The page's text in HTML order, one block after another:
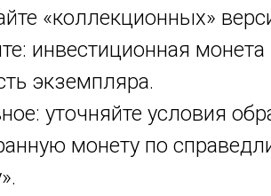
«коллекционных»
инвестиционная
экземпляра.
уточняйте условия
монету по